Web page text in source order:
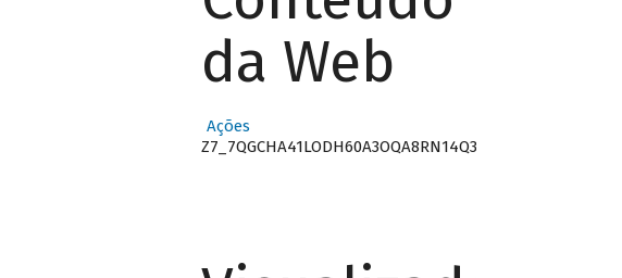
da Web
Ações
Z7_7QGCHA41LODH60A3OQA8RN14Q3